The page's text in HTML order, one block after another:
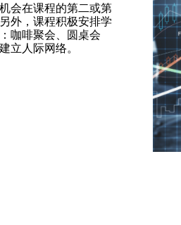
会在课程的第二或第
外，课程积极安排学
咖啡聚会、圆桌会
立人际网络。